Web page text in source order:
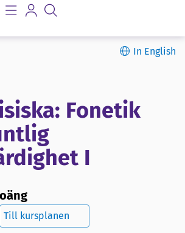
In English
Fonetik
I
Till kursplanen